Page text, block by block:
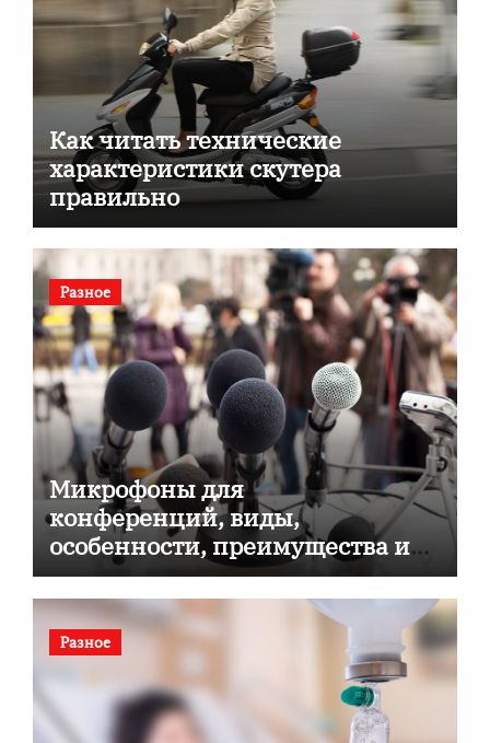
Как читать технические
характеристики скутера
правильно
Разное
Микрофоны для
конференций, виды,
особенности, преимущества и
советы по выбору
Разное